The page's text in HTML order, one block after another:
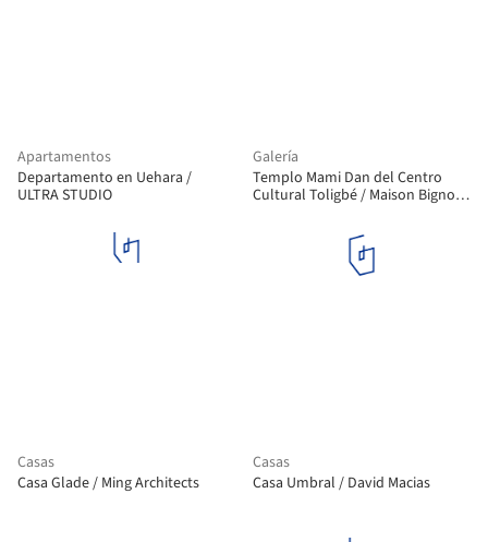
Apartamentos
Departamento en Uehara /
ULTRA STUDIO
Galería
Templo Mami Dan del Centro
Cultural Toligbé / Maison Bignon
Casas
Casa Glade / Ming Architects
Casas
Casa Umbral / David Macias